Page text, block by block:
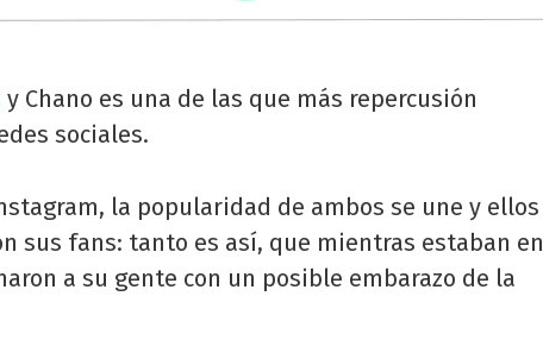
y Chano es una de las que más repercusión
sociales.
la popularidad de ambos se une y ellos
sus fans: tanto es así, que mientras estaban en
a su gente con un posible embarazo de la